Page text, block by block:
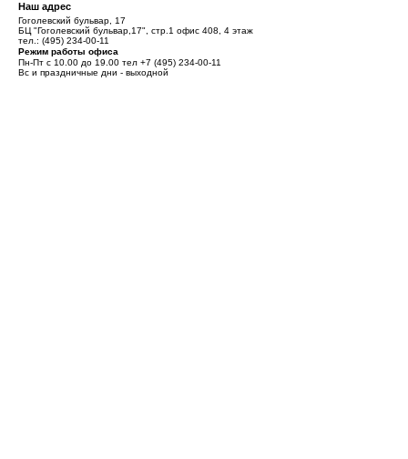
Наш адрес
Гоголевский бульвар, 17
БЦ "Гоголевский бульвар,17", стр.1 офис 408, 4 этаж
тел.: (495) 234-00-11
Режим работы офиса
Пн-Пт с 10.00 до 19.00 тел +7 (495) 234-00-11
Вс и праздничные дни - выходной